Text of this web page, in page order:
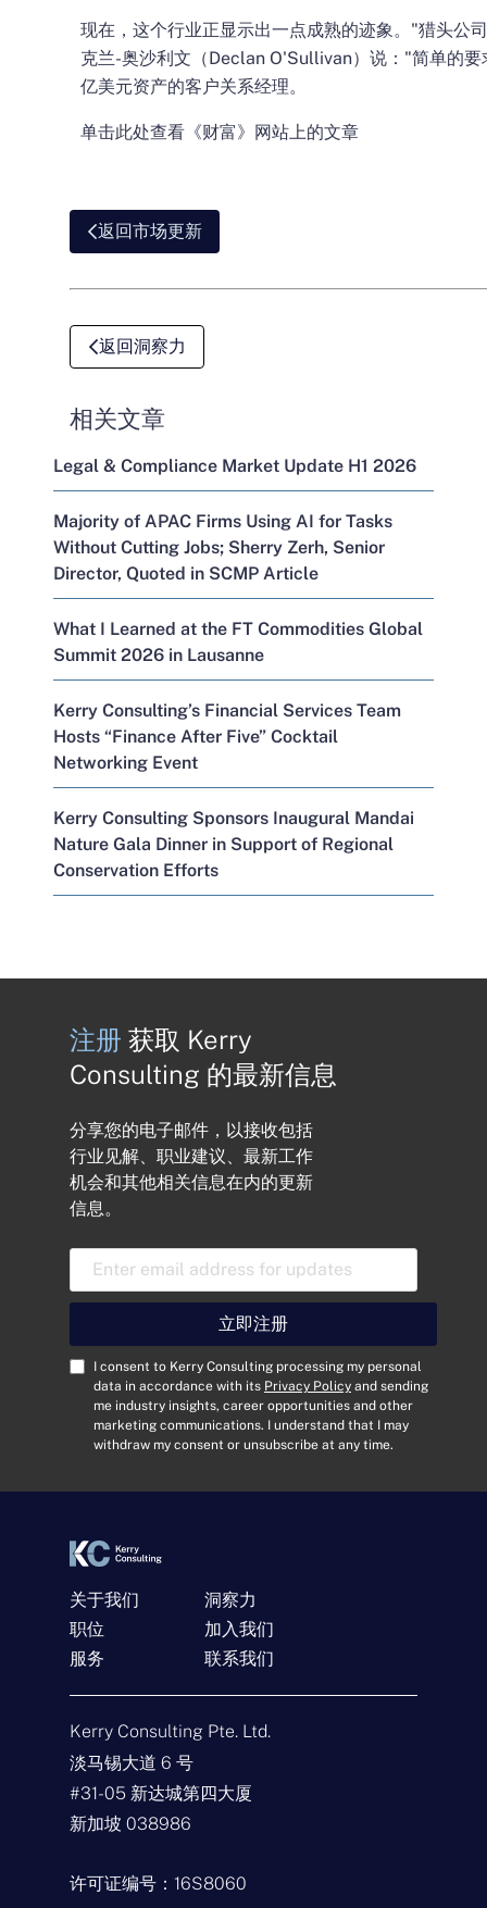
现在，这个行业正显示出一点成熟的迹象。"猎头公
克兰-奥沙利文（Declan O'Sullivan）说："简单的要
亿美元资产的客户关系经理。
单击此处查看《财富》网站上的文章
返回市场更新
返回洞察力
相关文章
Legal & Compliance Market Update H1 2026
Majority of APAC Firms Using AI for Tasks
Without Cutting Jobs; Sherry Zerh, Senior
Director, Quoted in SCMP Article
What I Learned at the FT Commodities Global
Summit 2026 in Lausanne
Kerry Consulting’s Financial Services Team
Hosts “Finance After Five” Cocktail
Networking Event
Kerry Consulting Sponsors Inaugural Mandai
Nature Gala Dinner in Support of Regional
Conservation Efforts
称
*
子
邮
件查
类
型
留
注册 获取 Kerry
Consulting 的最新信息
分享您的电子邮件，以接收包括
行业见解、职业建议、最新工作
机会和其他相关信息在内的更新
信息。
电
邮
地
址
C
t
I consent to Kerry Consulting processing my personal
data in accordance with its Privacy Policy and sending
me industry insights, career opportunities and other
marketing communications. I understand that I may
withdraw my consent or unsubscribe at any time.
立即注册
关于我们
职位
服务
洞察力
加入我们
联系我们
Kerry Consulting Pte. Ltd.
淡马锡大道 6 号
#31-05 新达城第四大厦
新加坡 038986
许可证编号：16S8060